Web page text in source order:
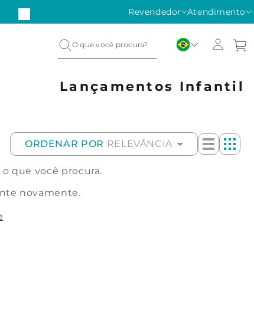
Revendedor Atendimento
Lançamentos Infantil
ORDENAR POR RELEVÂNCIA
que você procura.
novamente.